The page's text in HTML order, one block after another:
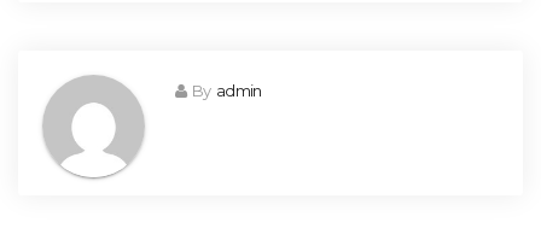
By admin